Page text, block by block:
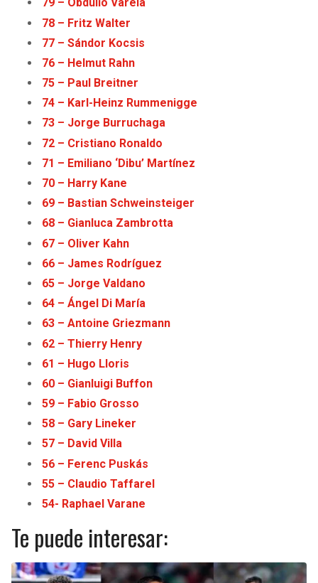
79 – Obdulio Varela
78 – Fritz Walter
77 – Sándor Kocsis
76 – Helmut Rahn
75 – Paul Breitner
74 – Karl-Heinz Rummenigge
73 – Jorge Burruchaga
72 – Cristiano Ronaldo
71 – Emiliano ‘Dibu’ Martínez
70 – Harry Kane
69 – Bastian Schweinsteiger
68 – Gianluca Zambrotta
67 – Oliver Kahn
66 – James Rodríguez
65 – Jorge Valdano
64 – Ángel Di María
63 – Antoine Griezmann
62 – Thierry Henry
61 – Hugo Lloris
60 – Gianluigi Buffon
59 – Fabio Grosso
58 – Gary Lineker
57 – David Villa
56 – Ferenc Puskás
55 – Claudio Taffarel
54- Raphael Varane
Te puede interesar: